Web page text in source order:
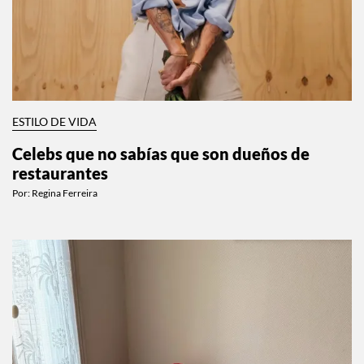
ESTILO DE VIDA
restaurantes
Por: Regina Ferreira